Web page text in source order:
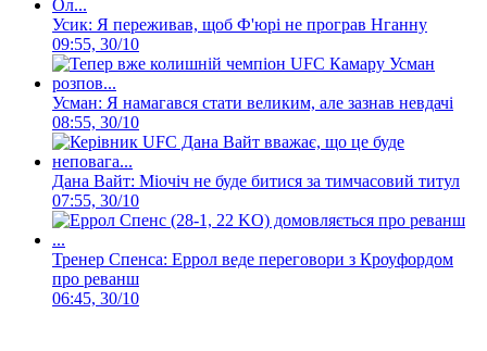
Усик: Я переживав, щоб Ф'юрі не програв Нганну
09:55, 30/10
Усман: Я намагався стати великим, але зазнав невдачі
08:55, 30/10
Дана Вайт: Міочіч не буде битися за тимчасовий титул
07:55, 30/10
Тренер Спенса: Еррол веде переговори з Кроуфордом
про реванш
06:45, 30/10